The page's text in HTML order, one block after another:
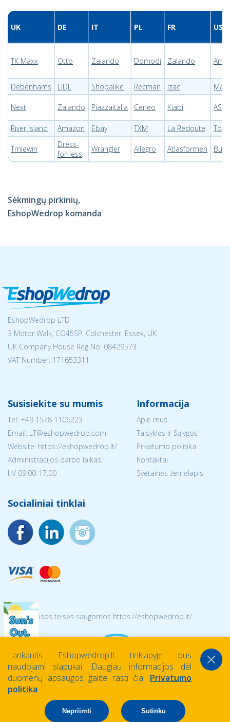
UK DE IT PL FR USA
TK Maxx Otto Zalando Domodi Zalando
Debenhams LIDL Shopalike Recman Izac
Next Zalando Piazzaitalia Ceneo Kiabi
River Island Amazon Ebay TXM La Redoute Top
Tmlewin
Dress-
for-less
Wrangler Allegro Atlasformen
Sėkmingų pirkinių,
EshopWedrop komanda
EshopWedrop LTD
3 Motor Walk, CO45SP, Colchester, Essex, UK
UK Company House Reg No: 08429573
VAT Number: 171653311
Susisiekite su mumis
Tel: +49 1578 1106223
Email: LT@eshopwedrop.com
Website: https://eshopwedrop.lt/
Administracijos darbo laikas:
I-V 09:00-17:00
Informacija
Apie mus
Taisyklės ir Sąlygos
Privatumo politika
Kontaktai
Svetainės žemėlapis
Socialiniai tinklai
© 2026 Visos teisės saugomos https://eshopwedrop.lt/
Lankantis Eshopwedrop.lt tinklapyje bus
naudojami slapukai. Daugiau informacijos dėl
duomenų apsaugos galite rasti čia: Privatumo
politika
Nepriimti Sutinku